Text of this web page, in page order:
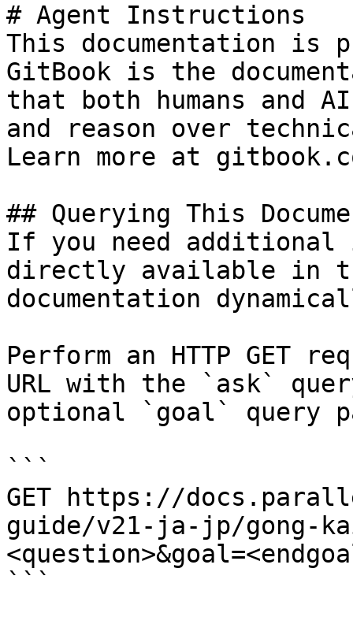
# Agent Instructions
This documentation is
GitBook is the
that both humans and
and reason over
Learn more at
## Querying This
If you need
directly available in
documentation
Perform an HTTP GET
URL with the `ask`
optional `goal` query
```
GET https://
guide/v21-ja-jp/gong-
```